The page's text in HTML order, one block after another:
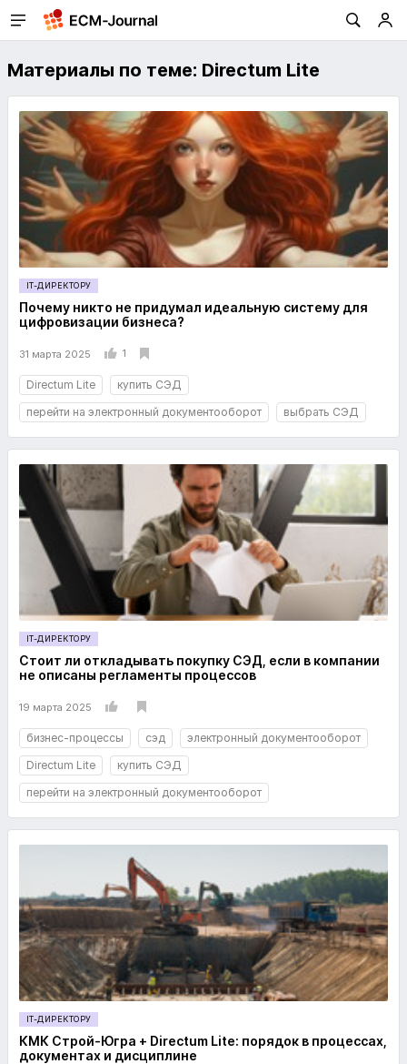
Материалы по теме: Directum Lite
IT-ДИРЕКТОРУ
Почему никто не придумал идеальную систему для
цифровизации бизнеса?
31 марта 2025 1
Directum Lite
купить СЭД
перейти на электронный документооборот
выбрать СЭД
IT-ДИРЕКТОРУ
Стоит ли откладывать покупку СЭД, если в компании
не описаны регламенты процессов
19 марта 2025
бизнес-процессы сэд
электронный документооборот
Directum Lite
купить СЭД
перейти на электронный документооборот
IT-ДИРЕКТОРУ
КМК Строй-Югра + Directum Lite: порядок в процессах,
документах и дисциплине